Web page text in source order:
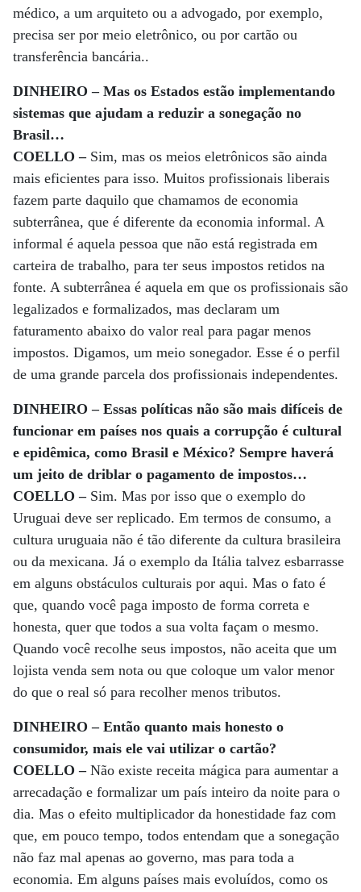
médico, a um arquiteto ou a advogado, por exemplo,
precisa ser por meio eletrônico, ou por cartão ou
transferência bancária..
DINHEIRO – Mas os Estados estão implementando
sistemas que ajudam a reduzir a sonegação no
Brasil…
COELLO –Sim, mas os meios eletrônicos são ainda
mais eficientes para isso. Muitos profissionais liberais
fazem parte daquilo que chamamos de economia
subterrânea, que é diferente da economia informal. A
informal é aquela pessoa que não está registrada em
carteira de trabalho, para ter seus impostos retidos na
fonte. A subterrânea é aquela em que os profissionais são
legalizados e formalizados, mas declaram um
faturamento abaixo do valor real para pagar menos
impostos. Digamos, um meio sonegador. Esse é o perfil
de uma grande parcela dos profissionais independentes.
DINHEIRO – Essas políticas não são mais difíceis de
funcionar em países nos quais a corrupção é cultural
e epidêmica, como Brasil e México? Sempre haverá
um jeito de driblar o pagamento de impostos…
COELLO – Sim. Mas por isso que o exemplo do
Uruguai deve ser replicado. Em termos de consumo, a
cultura uruguaia não é tão diferente da cultura brasileira
ou da mexicana. Já o exemplo da Itália talvez esbarrasse
em alguns obstáculos culturais por aqui. Mas o fato é
que, quando você paga imposto de forma correta e
honesta, quer que todos a sua volta façam o mesmo.
Quando você recolhe seus impostos, não aceita que um
lojista venda sem nota ou que coloque um valor menor
do que o real só para recolher menos tributos.
DINHEIRO – Então quanto mais honesto o
consumidor, mais ele vai utilizar o cartão?
COELLO –Não existe receita mágica para aumentar a
arrecadação e formalizar um país inteiro da noite para o
dia. Mas o efeito multiplicador da honestidade faz com
que, em pouco tempo, todos entendam que a sonegação
não faz mal apenas ao governo, mas para toda a
economia. Em alguns países mais evoluídos, como os